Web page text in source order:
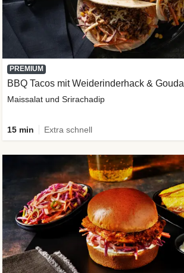
PREMIUM
BBQ Tacos mit Weiderinderhack & Gouda
Maissalat und Srirachadip
15 min Extra schnell